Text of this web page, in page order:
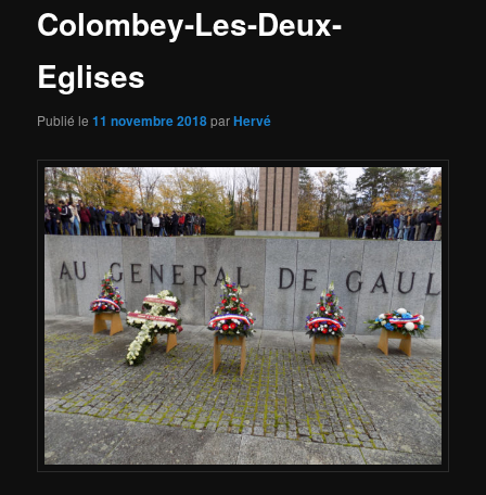
Colombey-Les-Deux-
Eglises
Publié le11 novembre 2018parHervé